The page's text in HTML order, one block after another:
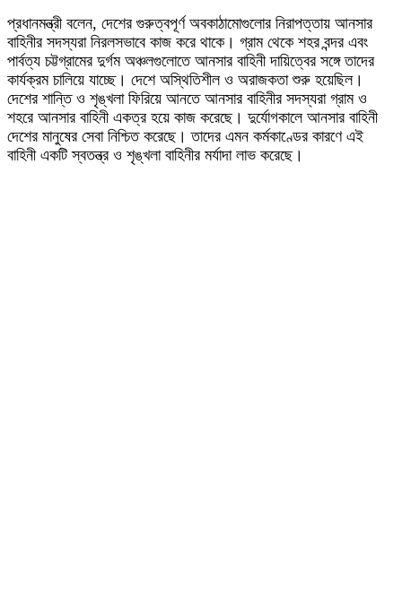
প্রধানমন্ত্রী বলেন, দেশের গুরুত্বপূর্ণ অবকাঠামোগুলোর নিরাপত্তায় আনসার
বাহিনীর সদস্যরা নিরলসভাবে কাজ করে থাকে। গ্রাম থেকে শহর বন্দর এবং
পার্বত্য চট্টগ্রামের দুর্গম অঞ্চলগুলোতে আনসার বাহিনী দায়িত্বের সঙ্গে তাদের
কার্যক্রম চালিয়ে যাচ্ছে। দেশে অস্থিতিশীল ও অরাজকতা শুরু হয়েছিল।
দেশের শান্তি ও শৃঙ্খলা ফিরিয়ে আনতে আনসার বাহিনীর সদস্যরা গ্রাম ও
শহরে আনসার বাহিনী একত্র হয়ে কাজ করেছে। দুর্যোগকালে আনসার বাহিনী
দেশের মানুষের সেবা নিশ্চিত করেছে। তাদের এমন কর্মকাণ্ডের কারণে এই
বাহিনী একটি স্বতন্ত্র ও শৃঙ্খলা বাহিনীর মর্যাদা লাভ করেছে।